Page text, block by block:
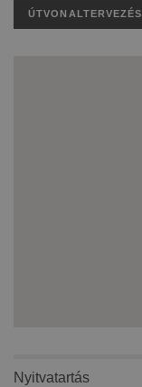
ÚTVONALTERVEZÉS
Nyitvatartás